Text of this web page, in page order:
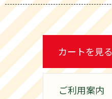
カートを見る
ご利用案内